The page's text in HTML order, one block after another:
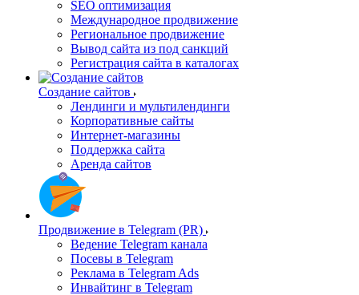
SEO оптимизация
Международное продвижение
Региональное продвижение
Вывод сайта из под санкций
Регистрация сайта в каталогах
Создание сайтов
Лендинги и мультилендинги
Корпоративные сайты
Интернет-магазины
Поддержка сайта
Аренда сайтов
Продвижение в Telegram (PR)
Ведение Telegram канала
Посевы в Telegram
Реклама в Telegram Ads
Инвайтинг в Telegram